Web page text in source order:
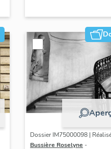
Dossier IM75000098 |
Bussière Roselyne -